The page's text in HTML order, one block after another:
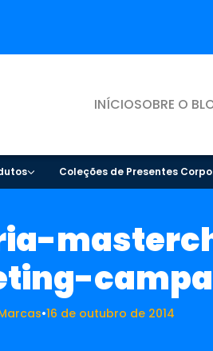
INÍCIOSOBRE O
Coleções de Presentes
•16 de outubro de 2014